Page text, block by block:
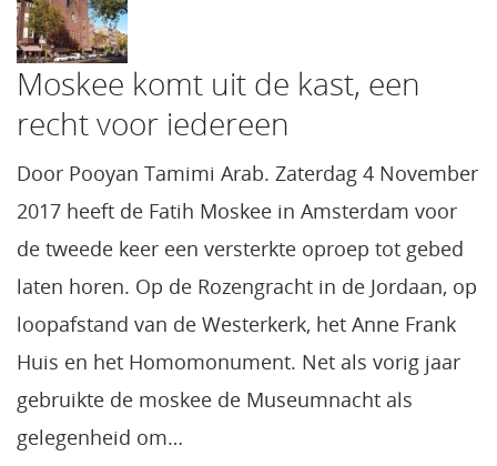
Moskee komt uit de kast, een
recht voor iedereen
Door Pooyan Tamimi Arab. Zaterdag 4 November
2017 heeft de Fatih Moskee in Amsterdam voor
de tweede keer een versterkte oproep tot gebed
laten horen. Op de Rozengracht in de Jordaan, op
loopafstand van de Westerkerk, het Anne Frank
Huis en het Homomonument. Net als vorig jaar
gebruikte de moskee de Museumnacht als
gelegenheid om…